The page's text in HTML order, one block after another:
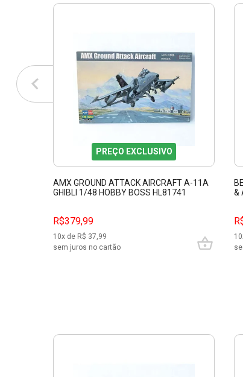
PREÇO EXCLUSIVO
AMX GROUND ATTACK AIRCRAFT A-11A
GHIBLI 1/48 HOBBY BOSS HL81741
R$379,99
10x de R$ 37,99
sem juros no cartão
&
10